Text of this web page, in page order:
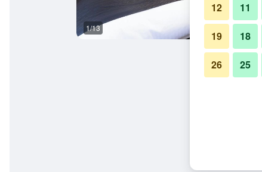
1/13
11
12
18
19
25
26